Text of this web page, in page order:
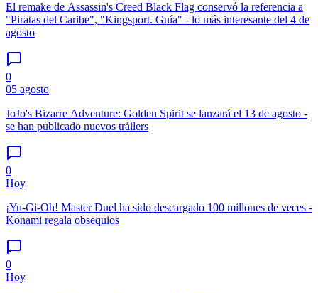
El remake de Assassin's Creed Black Flag conservó la referencia a
"Piratas del Caribe", "Kingsport. Guía" - lo más interesante del 4 de
agosto
0
05 agosto
JoJo's Bizarre Adventure: Golden Spirit se lanzará el 13 de agosto -
se han publicado nuevos tráilers
0
Hoy
¡Yu-Gi-Oh! Master Duel ha sido descargado 100 millones de veces -
Konami regala obsequios
0
Hoy